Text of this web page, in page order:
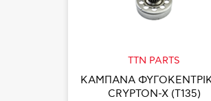
TTN PARTS
ΚΑΜΠΑΝΑ
CRYPTON-X (T135)